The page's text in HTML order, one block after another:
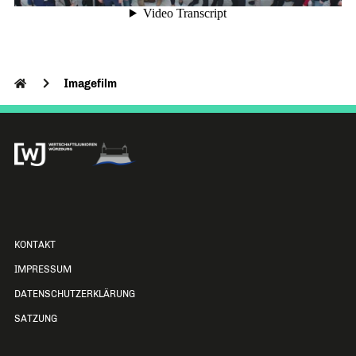
Imagefilm
KONTAKT
IMPRESSUM
DATENSCHUTZERKLÄRUNG
SATZUNG